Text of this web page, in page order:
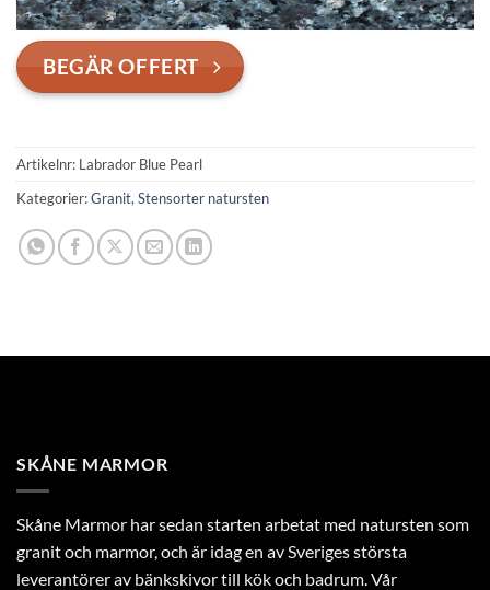
BEGÄR OFFERT
Artikelnr: Labrador Blue Pearl
Kategorier:Granit,Stensorter natursten
SKÅNE MARMOR
Skåne Marmor har sedan starten arbetat med natursten som
granit och marmor, och är idag en av Sveriges största
leverantörer av bänkskivor till kök och badrum. Vår